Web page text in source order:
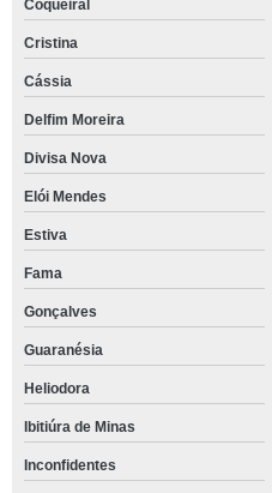
Coqueiral
Cristina
Cássia
Delfim Moreira
Divisa Nova
Elói Mendes
Estiva
Fama
Gonçalves
Guaranésia
Heliodora
Ibitiúra de Minas
Inconfidentes